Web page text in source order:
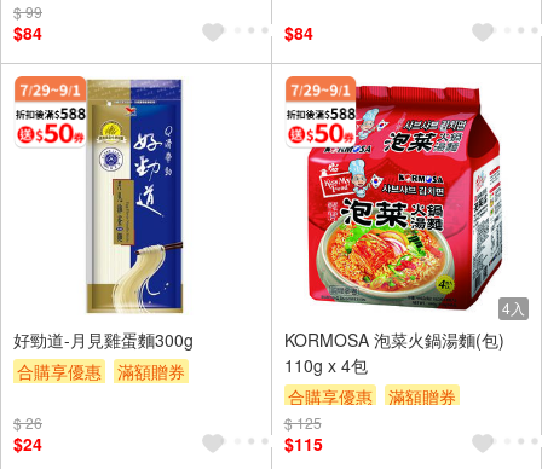
$ 99
$84
$84
好勁道-月見雞蛋麵300g
合購享優惠
滿額贈券
$ 26
$24
4入
KORMOSA 泡菜火鍋湯麵(包)
110g x 4包
合購享優惠
滿額贈券
贈$200
$ 125
$115